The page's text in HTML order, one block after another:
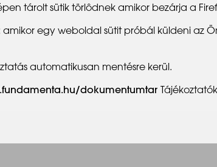
tárolt sütik törlôdnek amikor bezárja a
egy weboldal sütit próbál küldeni az
automatikusan mentésre kerül.
dokumentumtar